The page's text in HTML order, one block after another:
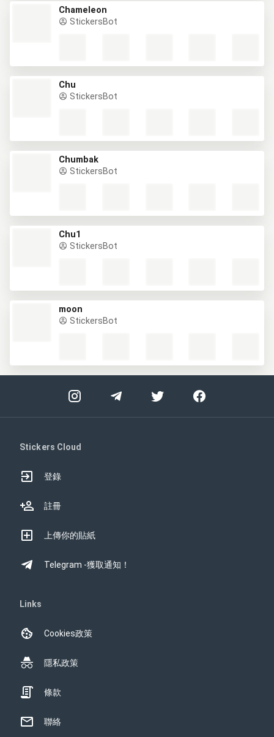
Chameleon
StickersBot
Chu
StickersBot
Chumbak
StickersBot
Chu1
StickersBot
moon
StickersBot
Stickers Cloud
登錄
註冊
上傳你的貼紙
Telegram -獲取通知！
Links
Cookies政策
隱私政策
條款
聯絡